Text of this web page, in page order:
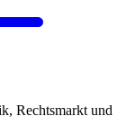
Rechtsmarkt und